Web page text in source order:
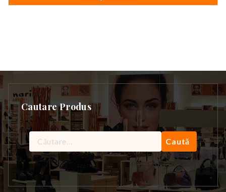
Cautare Produs
Caută
după: